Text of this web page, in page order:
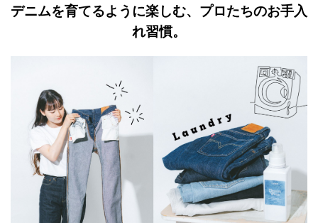
デニムを育てるように楽しむ、プロたちのお手入
れ習慣。